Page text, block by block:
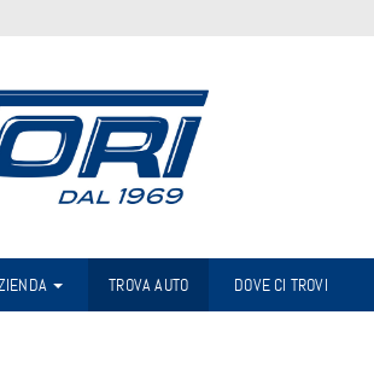
TROVA AUTO DOVE CI TROVI